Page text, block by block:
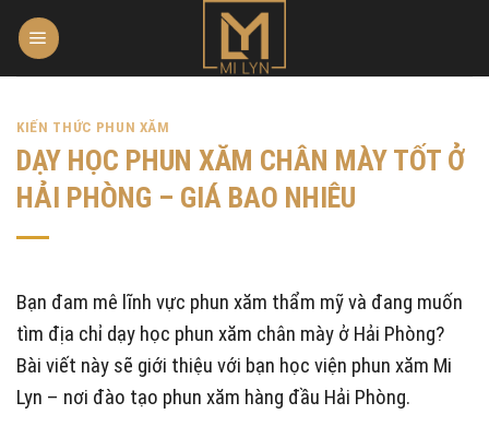
Skip
content
KIẾN THỨC PHUN XĂM
DẠY HỌC PHUN XĂM CHÂN MÀY TỐT Ở
HẢI PHÒNG – GIÁ BAO NHIÊU
Bạn đam mê lĩnh vực phun xăm thẩm mỹ và đang muốn
tìm địa chỉ dạy học phun xăm chân mày ở Hải Phòng?
Bài viết này sẽ giới thiệu với bạn học viện phun xăm Mi
Lyn – nơi đào tạo phun xăm hàng đầu Hải Phòng.